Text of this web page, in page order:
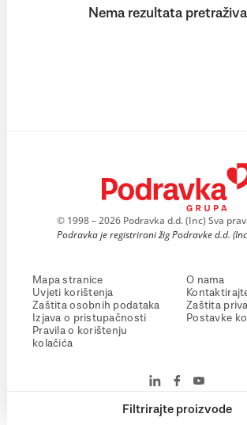
Filtrirajte proizvode
Nema rezultata
© 1998 – 2026 Podravka d.d. (Inc) Sva
Podravka je registrirani žig Podravke d.d.
Mapa stranice
Uvjeti korištenja
Zaštita osobnih podataka
Izjava o pristupačnosti
Pravila o korištenju
kolačića
O nama
Zaštita
Postavke